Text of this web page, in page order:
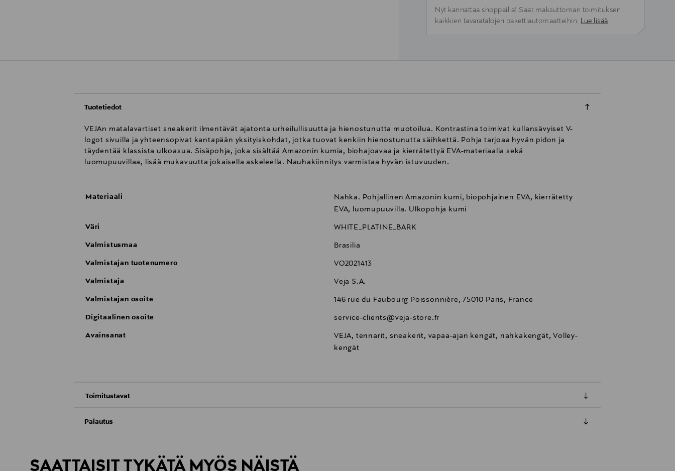
Nyt kannattaa shoppailla! Saat maksuttoman toimituksen
kaikkien tavaratalojen pakettiautomaatteihin. Lue lisää
Tuotetiedot
VEJAn matalavartiset sneakerit ilmentävät ajatonta urheilullisuutta ja hienostunutta muotoilua. Kontrastina toimivat kullansävyiset V-
logot sivuilla ja yhteensopivat kantapään yksityiskohdat, jotka tuovat kenkiin hienostunutta säihkettä. Pohja tarjoaa hyvän pidon ja
täydentää klassista ulkoasua. Sisäpohja, joka sisältää Amazonin kumia, biohajoavaa ja kierrätettyä EVA-materiaalia sekä
luomupuuvillaa, lisää mukavuutta jokaisella askeleella. Nauhakiinnitys varmistaa hyvän istuvuuden.
Materiaali
Nahka. Pohjallinen Amazonin kumi, biopohjainen EVA, kierrätetty
EVA, luomupuuvilla. Ulkopohja kumi
Väri WHITE_PLATINE_BARK
Valmistusmaa Brasilia
Valmistajan tuotenumero VO2021413
Valmistaja Veja S.A.
Valmistajan osoite 146 rue du Faubourg Poissonnière, 75010 Paris, France
Digitaalinen osoite service-clients@veja-store.fr
Avainsanat
VEJA, tennarit, sneakerit, vapaa-ajan kengät, nahkakengät, Volley-
kengät
Toimitustavat
Palautus
LUE TARKEMMAT PALAUTUSOHJEET
SAATTAISIT TYKÄTÄ MYÖS NÄISTÄ